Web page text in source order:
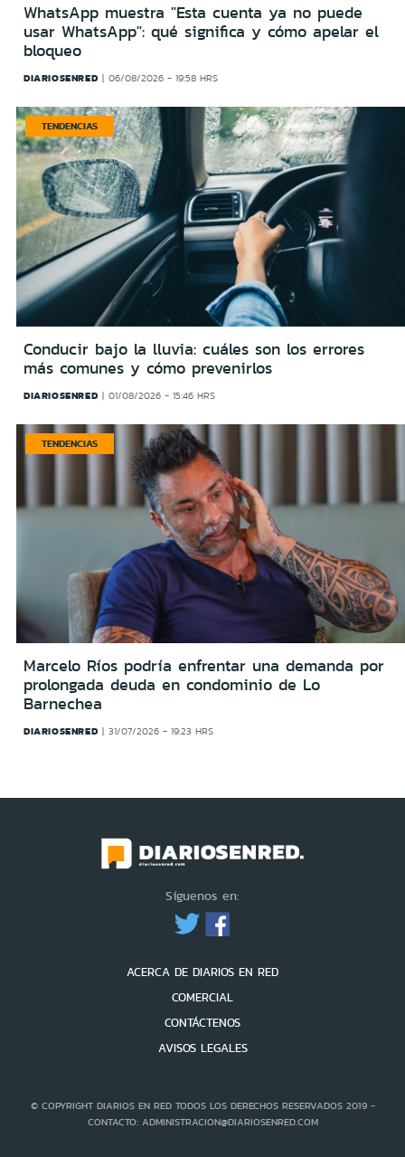
WhatsApp muestra "Esta cuenta ya no puede
usar WhatsApp": qué significa y cómo apelar el
bloqueo
DIARIOSENRED 06/08/2026 - 19:58 HRS
TENDENCIAS
Conducir bajo la lluvia: cuáles son los errores
más comunes y cómo prevenirlos
DIARIOSENRED 01/08/2026 - 15:46 HRS
TENDENCIAS
Marcelo Ríos podría enfrentar una demanda por
prolongada deuda en condominio de Lo
Barnechea
DIARIOSENRED 31/07/2026 - 19:23 HRS
Síguenos en:
ACERCA DE DIARIOS EN RED
COMERCIAL
CONTÁCTENOS
AVISOS LEGALES
© COPYRIGHT DIARIOS EN RED TODOS LOS DERECHOS RESERVADOS 2019 -
CONTACTO: ADMINISTRACION@DIARIOSENRED.COM